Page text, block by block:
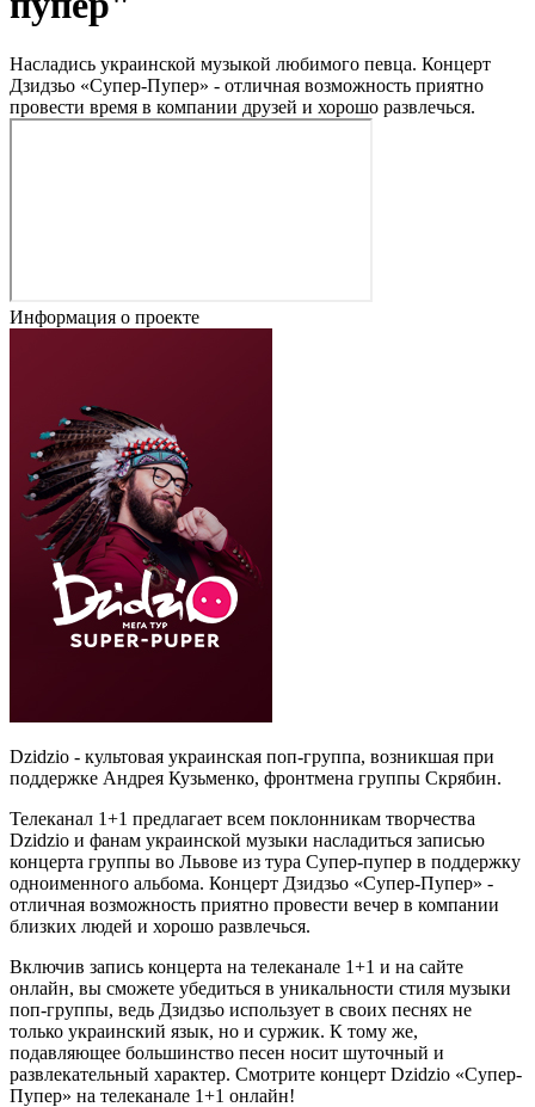
Насладись украинской музыкой любимого певца. Концерт
Дзидзьо «Супер-Пупер» - отличная возможность приятно
провести время в компании друзей и хорошо развлечься.
Информация о проекте
Dzidzio - культовая украинская поп-группа, возникшая при
поддержке Андрея Кузьменко, фронтмена группы Скрябин.
Телеканал 1+1 предлагает всем поклонникам творчества
Dzidzio и фанам украинской музыки насладиться записью
концерта группы во Львове из тура Супер-пупер в поддержку
одноименного альбома. Концерт Дзидзьо «Супер-Пупер» -
отличная возможность приятно провести вечер в компании
близких людей и хорошо развлечься.
Включив запись концерта на телеканале 1+1 и на сайте
онлайн, вы сможете убедиться в уникальности стиля музыки
поп-группы, ведь Дзидзьо использует в своих песнях не
только украинский язык, но и суржик. К тому же,
подавляющее большинство песен носит шуточный и
развлекательный характер. Смотрите концерт Dzidzio «Супер-
Пупер» на телеканале 1+1 онлайн!